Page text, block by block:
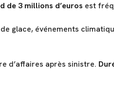
de 3 millions d’euros est
glace, événements
d’affaires après sinistre.